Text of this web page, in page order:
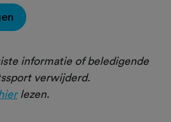
informatie of beledigende
verwijderd.
lezen.